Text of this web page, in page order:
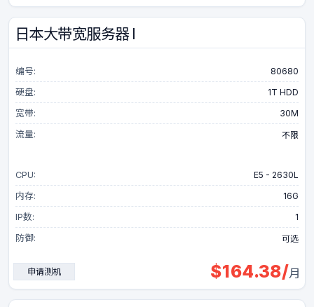
日本大带宽服务器 I
编号:
80680
硬盘:
1T HDD
宽带:
30M
流量:
不限
CPU:
E5 - 2630L
内存:
16G
IP数:
1
防御:
可选
申请测机 $164.38/月